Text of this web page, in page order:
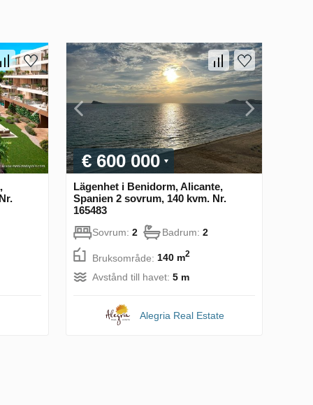
€ 600 000
Lägenhet i Benidorm, Alicante,
Spanien 2 sovrum, 140 kvm. Nr.
165483
Sovrum: 2 Badrum: 2
Bruksområde: 140 m2
Avstånd till havet: 5 m
Alegria Real Estate